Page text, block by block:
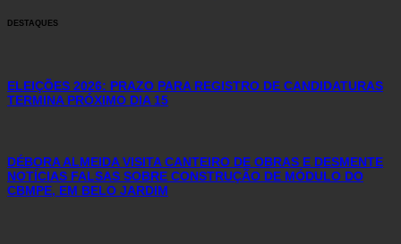
DESTAQUES
ELEIÇÕES 2026: PRAZO PARA REGISTRO DE CANDIDATURAS
TERMINA PRÓXIMO DIA 15
DÉBORA ALMEIDA VISITA CANTEIRO DE OBRAS E DESMENTE
NOTÍCIAS FALSAS SOBRE CONSTRUÇÃO DE MÓDULO DO
CBMPE, EM BELO JARDIM